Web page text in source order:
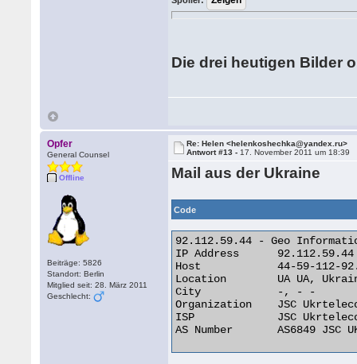
Die drei heutigen Bilder
Opfer
General Counsel
Offline
Beiträge: 5826
Standort: Berlin
Mitglied seit: 28. März 2011
Geschlecht:
Re: Helen <helenkoshechka@yandex.ru>
Antwort #13 - 17. November 2011 um 18:39
Mail aus der Ukraine
Code
92.112.59.44 - Geo
IP Address 	92.112.59.44
Host 	        44-59-112-92.pool.ukrtel.net
Location 	UA UA, Ukraine
City 	        -, - -
Organization 	JSC Ukrtelecom
ISP 	        JSC Ukrtelecom
AS Number 	AS6849 JSC UKRTELECOM,